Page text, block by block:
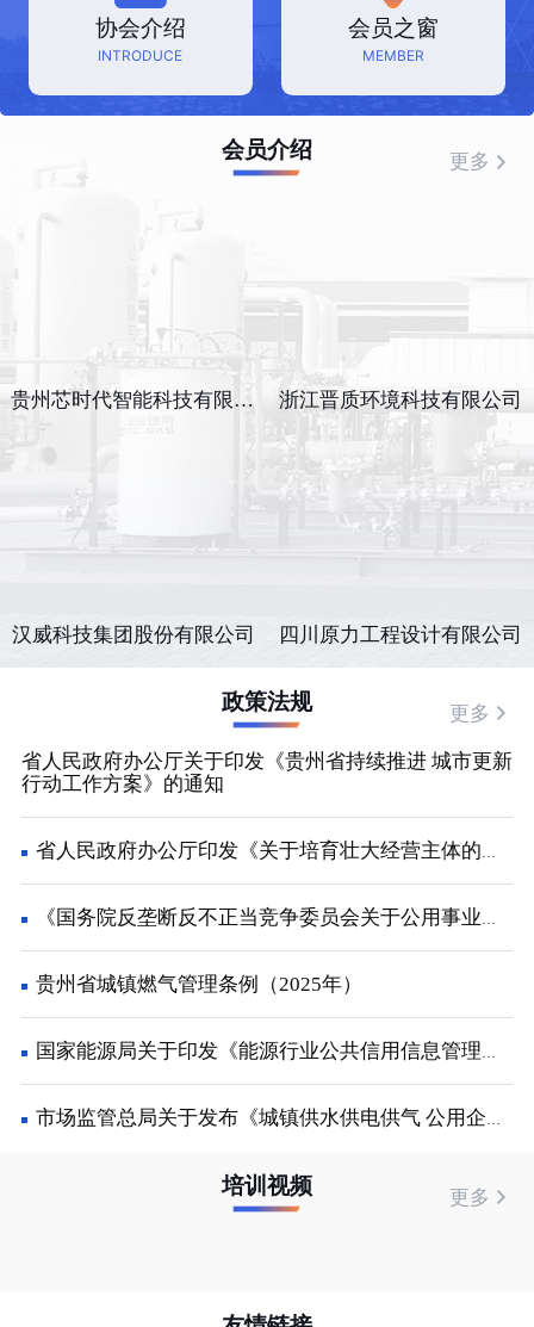
协会介绍
INTRODUCE
会员之窗
MEMBER
会员介绍 更多
贵州芯时代智能科技有限公司 浙江晋质环境科技有限公司
汉威科技集团股份有限公司 四川原力工程设计有限公司
政策法规 更多
省人民政府办公厅关于印发《贵州省持续推进 城市更新
行动工作方案》的通知
省人民政府办公厅印发《关于培育壮大经营主体的若干政策措施》的通知
《国务院反垄断反不正当竞争委员会关于公用事业领域的反垄断指南》解读
贵州省城镇燃气管理条例（2025年）
国家能源局关于印发《能源行业公共信用信息管理办法的通知
市场监管总局关于发布《城镇供水供电供气 公用企业价格行为合规指南》的公告
培训视频 更多